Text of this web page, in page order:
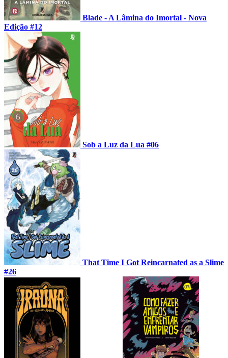
Blade - A Lâmina do Imortal - Nova
Edição #12
Sob a Luz da Lua #06
That Time I Got Reincarnated as a Slime
#26